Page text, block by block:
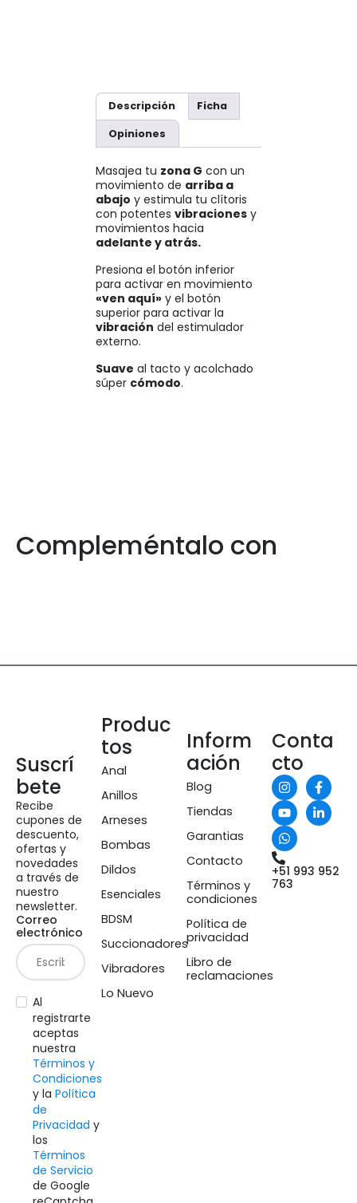
Descripción Ficha
Opiniones
Masajea tu zona G con un
movimiento de arriba a
abajo y estimula tu clítoris
con potentes vibraciones y
movimientos hacia
adelante y atrás.
Presiona el botón inferior
para activar en movimiento
«ven aquí» y el botón
superior para activar la
vibración del estimulador
externo.
Suave al tacto y acolchado
súper cómodo.
Compleméntalo con
Suscrí
bete
Recibe
cupones de
descuento,
ofertas y
novedades
a través de
nuestro
newsletter.
Correo
electrónico
Al
registrarte
aceptas
nuestra
Términos y
Condiciones
y la Política
de
Privacidad y
los
Términos
de Servicio
de Google
Produc
tos
Anal
Anillos
Arneses
Bombas
Dildos
Esenciales
BDSM
Succionadores
Vibradores
Lo Nuevo
Inform
ación
Blog
Tiendas
Garantias
Contacto
Términos y
condiciones
Política de
privacidad
Libro de
reclamaciones
Conta
cto
+51 993 952
763